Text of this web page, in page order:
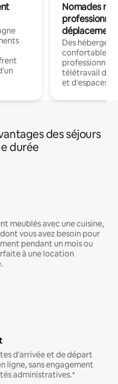
Nomades
déplacement
Des
confortables
professionnels
télétravail
et d'espaces
des séjours
durée
meublés avec une cuisine,
vous avez besoin pour
pendant un mois ou
à une location
d'arrivée et de départ
ligne, sans engagement
administratives.*